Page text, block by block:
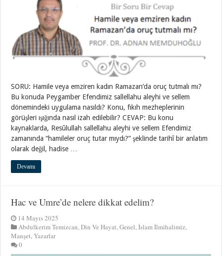
SORU: Hamile veya emziren kadın Ramazan’da oruç tutmalı mı?
Bu konuda Peygamber Efendimiz sallellahu aleyhi ve sellem
dönemindeki uygulama nasıldı? Konu, fıkıh mezheplerinin
görüşleri ışığında nasıl izah edilebilir? CEVAP: Bu konu
kaynaklarda, Resûlullah sallellahu aleyhi ve sellem Efendimiz
zamanında “hamileler oruç tutar mıydı?” şeklinde tarihî bir anlatım
olarak değil, hadise …
Devamı
Hac ve Umre’de nelere dikkat edelim?
14 Mayıs 2025
Abdulkerim Temizcan,Din Ve Hayat,Genel,İslam İlmihalimiz,
Manşet,Yazarlar
0